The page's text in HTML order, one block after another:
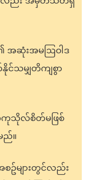
အဆုံးအမဩဝါဒ
င်သမျှတိကျစွာ
ကုသိုလ်စိတ်မဖြစ်
ည်။
စဥ်များတွင်လည်း